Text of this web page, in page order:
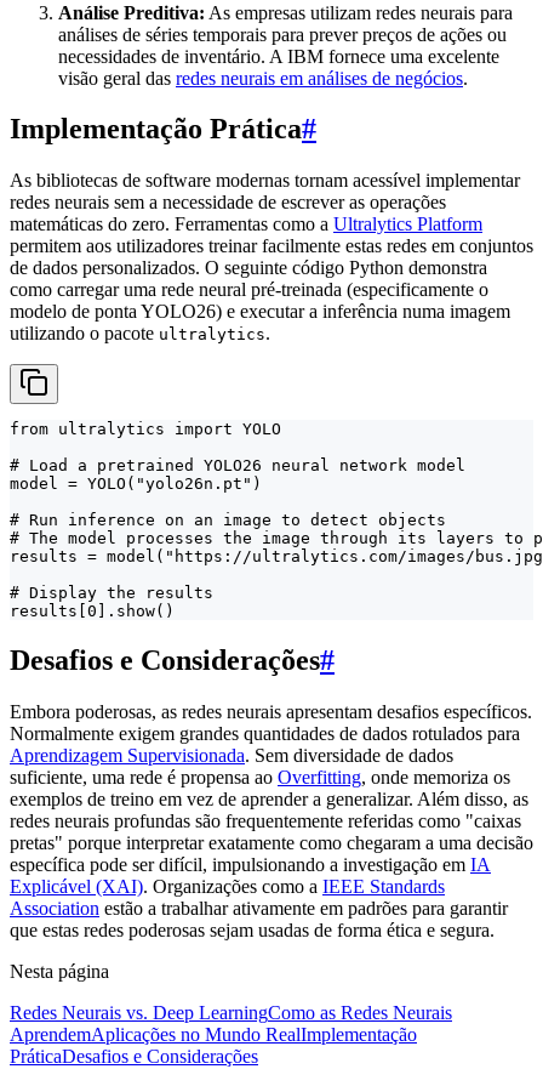
Análise Preditiva: As empresas utilizam redes neurais para
análises de séries temporais para prever preços de ações ou
necessidades de inventário. A IBM fornece uma excelente
visão geral das redes neurais em análises de negócios.
Implementação Prática#
As bibliotecas de software modernas tornam acessível implementar
redes neurais sem a necessidade de escrever as operações
matemáticas do zero. Ferramentas como a Ultralytics Platform
permitem aos utilizadores treinar facilmente estas redes em conjuntos
de dados personalizados. O seguinte código Python demonstra
como carregar uma rede neural pré-treinada (especificamente o
modelo de ponta YOLO26) e executar a inferência numa imagem
utilizando o pacote ultralytics.
from ultralytics import YOLO
# Load a pretrained YOLO26 neural network model
model = YOLO("yolo26n.pt")
# Run inference on an image to detect objects
# The model processes the image through its layers to
results = model("https://ultralytics.com/images/
# Display the results
results[0].show()
Desafios e Considerações#
Embora poderosas, as redes neurais apresentam desafios específicos.
Normalmente exigem grandes quantidades de dados rotulados para
Aprendizagem Supervisionada. Sem diversidade de dados
suficiente, uma rede é propensa ao Overfitting, onde memoriza os
exemplos de treino em vez de aprender a generalizar. Além disso, as
redes neurais profundas são frequentemente referidas como "caixas
pretas" porque interpretar exatamente como chegaram a uma decisão
específica pode ser difícil, impulsionando a investigação em IA
Explicável (XAI). Organizações como a IEEE Standards
Association estão a trabalhar ativamente em padrões para garantir
que estas redes poderosas sejam usadas de forma ética e segura.
Nesta página
Redes Neurais vs. Deep LearningComo as Redes Neurais
AprendemAplicações no Mundo RealImplementação
PráticaDesafios e Considerações